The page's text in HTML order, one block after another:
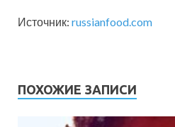
Источник: russianfood.com
ПОХОЖИЕ ЗАПИСИ